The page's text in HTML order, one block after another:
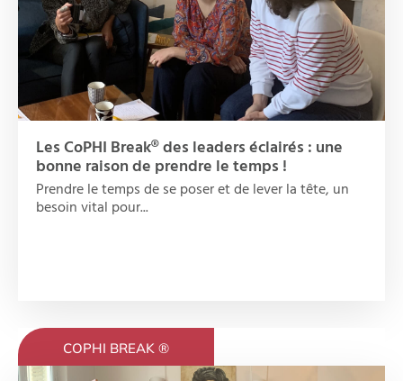
Les CoPHI Break® des leaders éclairés : une
bonne raison de prendre le temps !
Prendre le temps de se poser et de lever la tête, un
besoin vital pour...
COPHI BREAK ®